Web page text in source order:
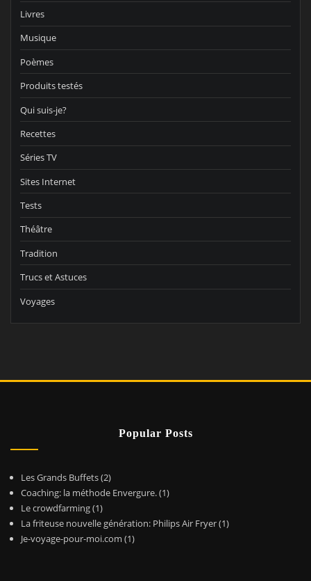
Livres
Musique
Poèmes
Produits testés
Qui suis-je?
Recettes
Séries TV
Sites Internet
Tests
Théâtre
Tradition
Trucs et Astuces
Voyages
Popular Posts
Les Grands Buffets(2)
Coaching: la méthode Envergure.(1)
Le crowdfarming(1)
La friteuse nouvelle génération: Philips Air Fryer(1)
Je-voyage-pour-moi.com (1)